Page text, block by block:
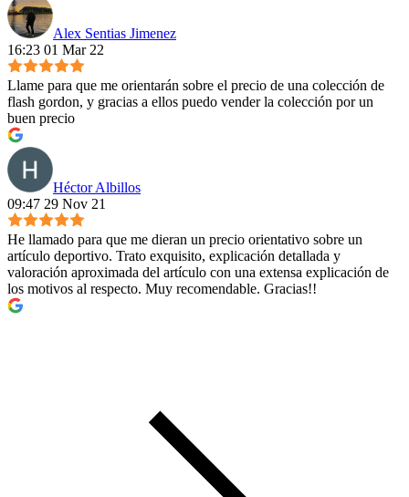
Alex Sentias Jimenez
16:23 01 Mar 22
Llame para que me orientarán sobre el precio de una colección de
flash gordon, y gracias a ellos puedo vender la colección por un
buen precio
Héctor Albillos
09:47 29 Nov 21
He llamado para que me dieran un precio orientativo sobre un
artículo deportivo. Trato exquisito, explicación detallada y
valoración aproximada del artículo con una extensa explicación de
los motivos al respecto. Muy recomendable. Gracias!!